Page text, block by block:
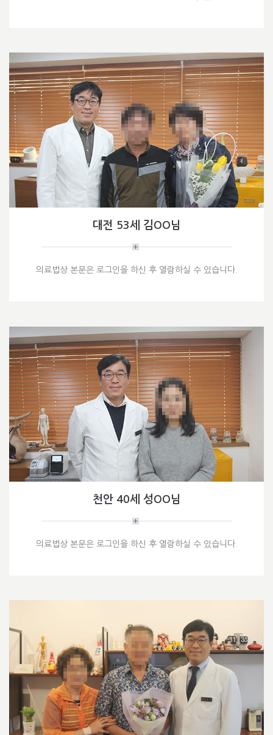
대전 53세 김OO님
의료법상 본문은 로그인을 하신 후 열람하실 수 있습니다.
천안 40세 성OO님
의료법상 본문은 로그인을 하신 후 열람하실 수 있습니다.